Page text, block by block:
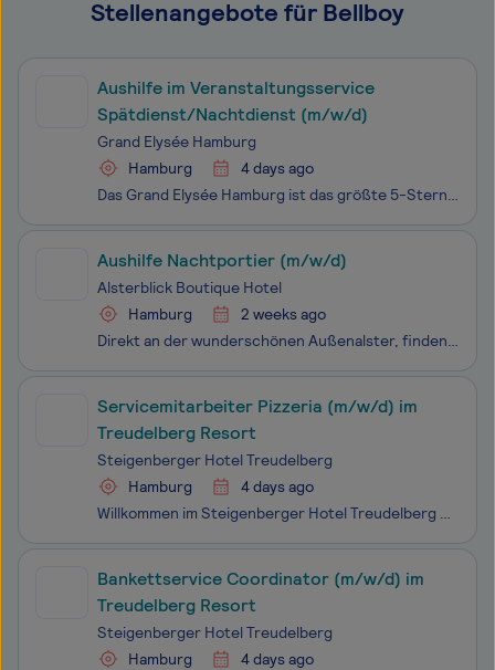
Stellenangebote für Bellboy
Aushilfe im Veranstaltungsservice
Spätdienst/Nachtdienst (m/w/d)
Grand Elysée Hamburg
Hamburg
4 days ago
Das Grand Elysée Hamburg ist das größte 5-Sterne-Privathotel Deutschlands. Angetrieben von unserer Liebe zum Detail und der Begeisterung unserer Gäste, schaffen wir Tag für Tag ein unvergessliches Hotelerlebnis – mit exquisiter Gastronomie, hervorragendem Service und vor allem mit Freundlichkeit aus
Aushilfe Nachtportier (m/w/d)
Alsterblick Boutique Hotel
Hamburg
2 weeks ago
Direkt an der wunderschönen Außenals­ter, finden Sie unser komfortables 1891 erbautes Boutiquehotel. Einst luxuriöses Wohnhaus, welches später mehrere Pensionen beherbergte, öffnete vor ca. 20 Jahren das Hotel Alsterblick seine Pforten. Stuckelemente, Deckenmalerei, luxuriöse Ausstattung, hier triff
Servicemitarbeiter Pizzeria (m/w/d) im
Treudelberg Resort
Steigenberger Hotel Treudelberg
Hamburg
4 days ago
Willkommen im Steigenberger Hotel Treudelberg – Deinem Arbeitsplatz mit Aussicht! Im Alstertal Hamburg erwartet Dich das einzigartige Treudelberg Resort mit seinen zwei Häusern – dem Hotel und den Apartments – wo luxuriöser Komfort auf herzliche Gastfreundschaft trifft. Eingebettet in eine wundersch
Bankettservice Coordinator (m/w/d) im
Treudelberg Resort
Steigenberger Hotel Treudelberg
Hamburg
4 days ago